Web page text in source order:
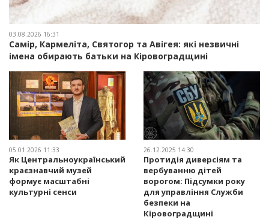
03.08.2026 16:31
Самір, Кармеліта, Святогор та Авігея: які незвичні
імена обирають батьки на Кіровоградщині
05.01.2026 11:33
Як Центральноукраїнський
краєзнавчий музей
формує масштабні
культурні сенси
26.12.2025 14:30
Протидія диверсіям та
вербуванню дітей
ворогом: Підсумки року
для управління Служби
безпеки на
Кіровоградщині